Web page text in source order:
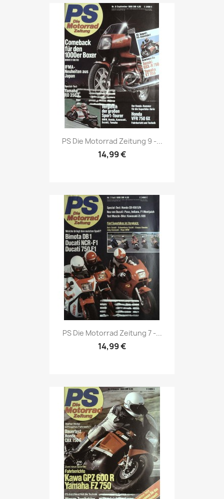
Vorschau
PS Die Motorrad Zeitung 9 -...
14,99 €
Vorschau
PS Die Motorrad Zeitung 7 -...
14,99 €